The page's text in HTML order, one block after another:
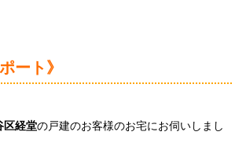
ート》
区経堂の戸建のお客様のお宅にお伺いしまし